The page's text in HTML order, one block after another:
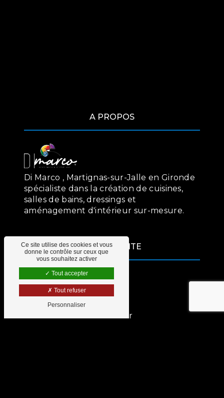
A PROPOS
Di Marco , Martignas-sur-Jalle en Gironde
spécialiste dans la création de cuisines,
salles de bains, dressings et
aménagement d'intérieur sur-mesure.
PLAN DU SITE
Cuisines
Salles de bains
Dressings
Aménagement d'intérieur
Ce site utilise des cookies et vous
donne le contrôle sur ceux que
vous souhaitez activer
Tout accepter
Tout refuser
Personnaliser